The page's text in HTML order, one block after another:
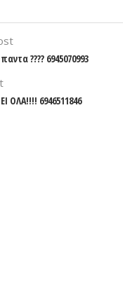
???? 6945070993
ΟΛΑ!!!! 6946511846